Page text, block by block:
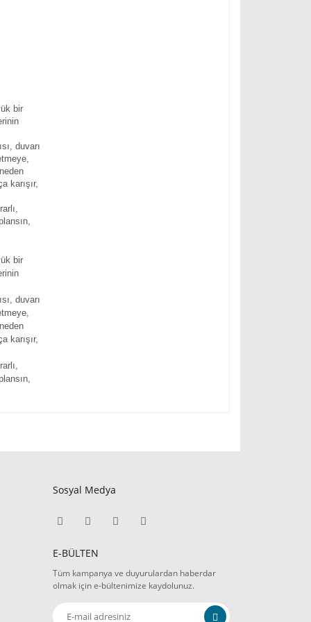
bir
duvarı
karışır,
bir
duvarı
karışır,
Sosyal Medya
E-BÜLTEN
Tüm kampanya ve duyurulardan haberdar
olmak için e-bültenimize kaydolunuz.